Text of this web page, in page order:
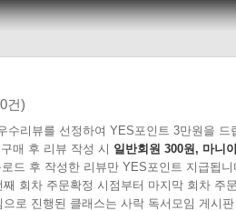
건)
수리뷰를 선정하여 YES포인트 3만원을 드
매 후 리뷰 작성 시 일반회원 300원, 마니
드 후 작성한 리뷰만 YES포인트 지급됩니
째 회차 주문확정 시점부터 마지막 회차 주
으로 진행된 클래스는 사락 독서모임 게시